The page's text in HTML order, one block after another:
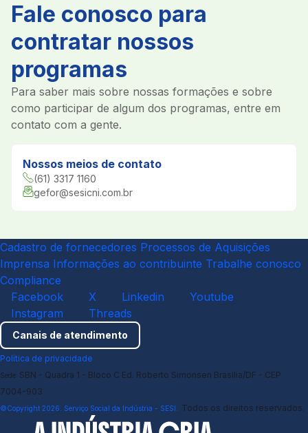
Fale conosco para
contratar nossos
programas
Para saber mais sobre nossas formações e sobre
como participar de algum dos programas, entre em
contato com a gente.
Nossos meios de contato
(61) 3317 1160
gefor@sesicni.com.br
Cadastro de fornecedores Processos de Aquisições
Imprensa Informações ao contribuinte Trabalhe conosco
Compliance
Facebook
X Linkedin
Youtube
Instagram
Threads
Canais de atendimento
Política de privacidade
Sede SBN - Quadra 1 - Bloco C Ed. Roberto Simonsen Brasília/DF - CEP
7004-903
©Copyright 2026. Serviço Social da Indústria - SESI. Todos os direitos reservados.